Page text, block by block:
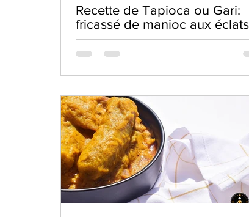
Recette de Tapioca ou Gari:
fricassé de manioc aux éclats
de cacahuètes